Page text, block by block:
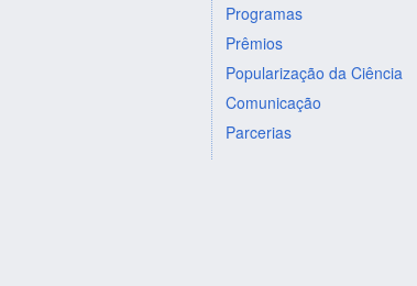
Programas
Prêmios
Popularização da Ciência
Comunicação
Parcerias